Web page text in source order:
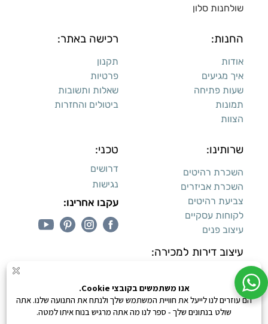
שולחנות סלון
החנות:
אודות
איך מגיעים
שעות פתיחה
תמונות
הצוות
רכישה באתר:
תקנון
פרטיות
שאלות ותשובות
ביטולים והחזרות
שרותינו:
השכרת רהיטים
השכרת אביזרים
צביעת רהיטים
לקוחות עסקיים
עיצוב פנים
עיצוב דירות למכירה:
טכני:
דרושים
נגישות
עקבו אחרינו:
קנייה מאובטחת 0